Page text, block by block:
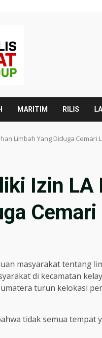
MARITIM RILIS
Limbah Yang Diduga Cemari
Izin LA
masyarakat tentang
di kecamatan
turun kelokasi
tidak semua tempat